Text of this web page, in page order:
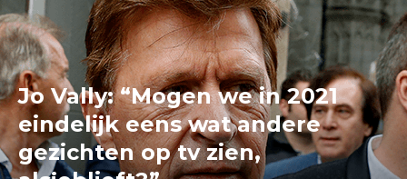
Jo Vally: “Mogen we in 2021
eindelijk eens wat andere
gezichten op tv zien,